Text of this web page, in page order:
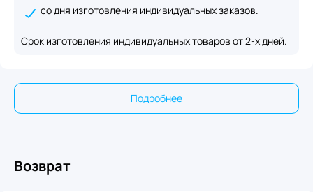
со дня изготовления индивидуальных заказов.
Срок изготовления индивидуальных товаров от 2-х дней.
Подробнее
Возврат